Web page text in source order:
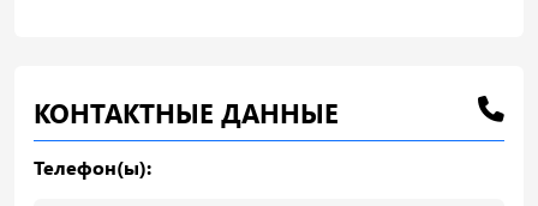
КОНТАКТНЫЕ ДАННЫЕ
Телефон(ы):